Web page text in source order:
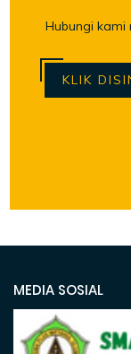
Hubungi kami
KLIK
MEDIA SOSIAL